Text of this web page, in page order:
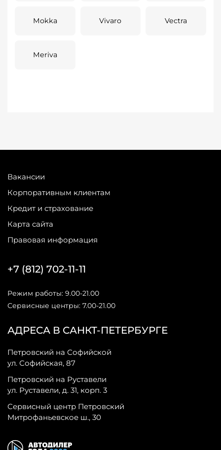
Mokka Vivaro Vectra
Meriva
Вакансии
Корпоративным клиентам
Кредит и страхование
Карта сайта
Правовая информация
АДРЕСА В САНКТ-ПЕТЕРБУРГЕ
Петровский на Софийской
ул. Софийская, 87
Петровский на Руставели
ул. Руставели, д. 31, корп. 3
Сервисный центр Петровский
Митрофаньевское ш., 30
+7 (812) 702-11-11
Режим работы: 9.00-21.00
Сервисные центры: 7.00-21.00